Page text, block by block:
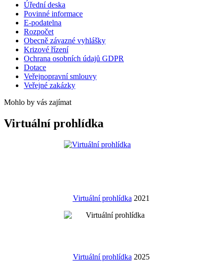
Úřední deska
Povinné informace
E-podatelna
Rozpočet
Obecně závazné vyhlášky
Krizové řízení
Ochrana osobních údajů GDPR
Dotace
Veřejnopravní smlouvy
Veřejné zakázky
Mohlo by vás zajímat
Virtuální prohlídka
Virtuální prohlídka 2021
Virtuální prohlídka 2025